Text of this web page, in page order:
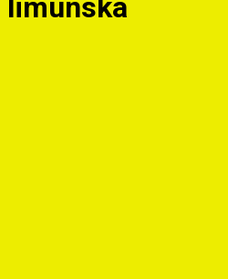
limunska